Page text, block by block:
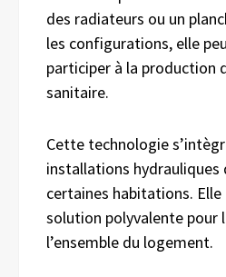
des radiateurs ou un
les configurations, elle
participer à la production
sanitaire.
Cette technologie
installations hydrauliques
certaines habitations. Elle
solution polyvalente pour
l’ensemble du logement.